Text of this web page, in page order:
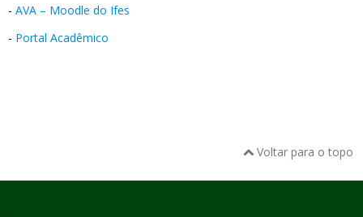
- AVA – Moodle do Ifes
- Portal Acadêmico
Voltar para o topo